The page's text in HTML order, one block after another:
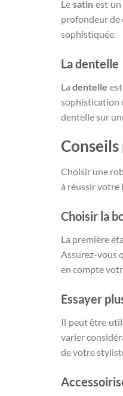
Lesatin est
profondeur de
sophistiquée.
La dentelle
Ladentelle
sophistication
dentelle sur
Choisir une
à réussir votre
Choisir la
La première
Assurez-vous
en compte
Essayer
Il peut être
varier
de votre